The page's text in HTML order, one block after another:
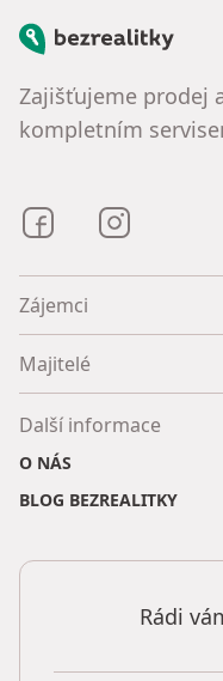
Bezrealitky
Zajišťujeme prodej
kompletním
Bezrealitky na
Zájemci
Majitelé
Další informace
O NÁS
BLOG BEZREALITKY
Rádi